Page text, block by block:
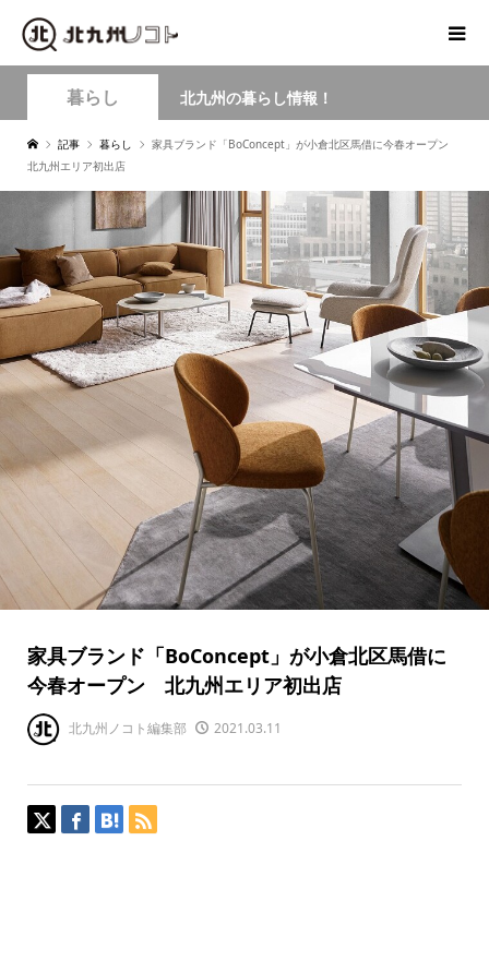
暮らし 北九州の暮らし情報！
記事 暮らし
家具ブランド「BoConcept」が小倉北区馬借に今春オープン
北九州エリア初出店
家具ブランド「BoConcept」が小倉北区馬借に
今春オープン 北九州エリア初出店
北九州ノコト編集部 2021.03.11